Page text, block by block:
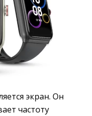
экран. Он
частоту